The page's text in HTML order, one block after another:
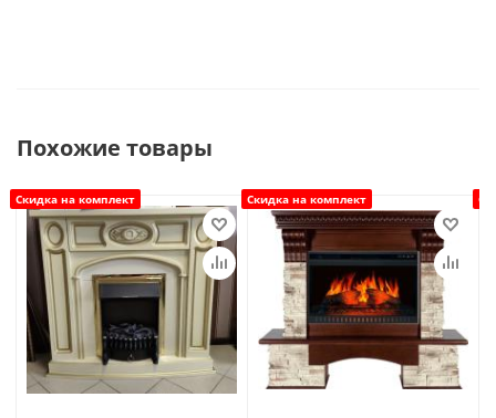
Похожие товары
Скидка на комплект Скидка на комплект